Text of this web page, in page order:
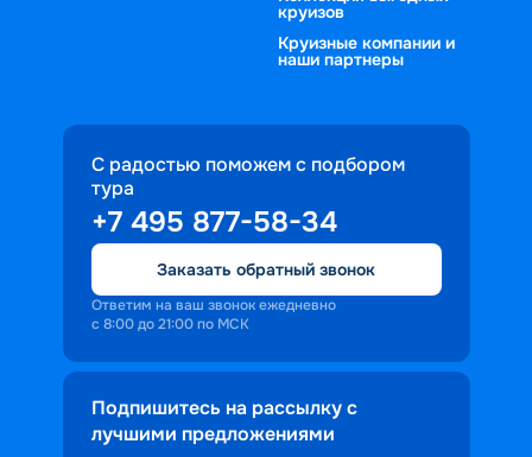
отсутствие массового туризма. Каюты
оборудованы согласно высоким
В морскую часть программы часто
входят визиты на розовые пляжи и
Каждая остановка позволяет
насладиться уникальными
ландшафтами восточных морей.
Сервис Круиз.онлайн помогает
организовать незабываемый отдых,
где каждая деталь продумана для
вашего удобства. Такие круизы
позволят в полной мере
прочувствовать масштаб и красоту
экипажи, обеспечивая безопасность в
любых путешествиях.
круизов
Круизные компании и
наши партнеры
С радостью поможем с подбором
тура
+7 495 877-58-34
Заказать обратный звонок
Ответим на ваш звонок ежедневно
с 8:00 до 21:00 по МСК
Подпишитесь на рассылку с
лучшими предложениями